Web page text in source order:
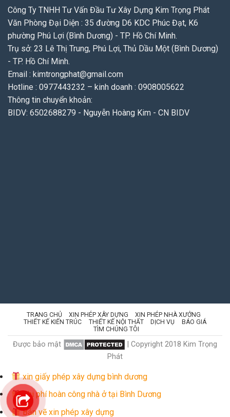
Công Ty TNHH Tư Vấn Đầu Tư Xây Dựng Kim Trọng Phát
Văn Phòng Đại Diện : 35 đường D6 KDC Phúc Đạt, K6
phường Phú Lợi (Bình Dương) - TP. Hồ Chí Minh.
Trụ sở: 23 Lê Thị Trung, Phú Lợi, Thủ Dầu Một (Bình Dương)
- TP. Hồ Chí Minh.
Email : kimtrongphat@gmail.com
Hotline : 0977443232 – kinh doanh : 0908005622
Thông tin chuyển khoản:
BIDV: 6502688279 - Nguyễn Hoàng Kim - CN BIDV
TRANG CHỦ XIN PHÉP XÂY DỰNG
XIN PHÉP NHÀ XƯỞNG
THIẾT KẾ KIẾN TRÚC
THIẾT KẾ NỘI THẤT DỊCH VỤ
BÁO GIÁ
TÌM CHÚNG TÔI
Được bảo mật
| Copyright 2018 Kim Trọng
Phát
xin giấy phép xây dựng bình dương
Chi phí hoàn công nhà ở tại Bình Dương
Bản vẽ xin phép xây dựng